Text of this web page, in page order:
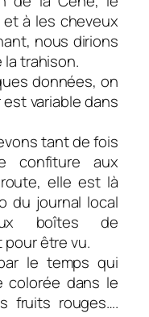
à les cheveux
nous dirions
trahison.
données, on
variable dans
tant de fois
confiture aux
elle est là
du journal local
boîtes de
être vu.
le temps qui
colorée dans le
fruits rouges….